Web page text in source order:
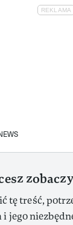
tę treść,
jego